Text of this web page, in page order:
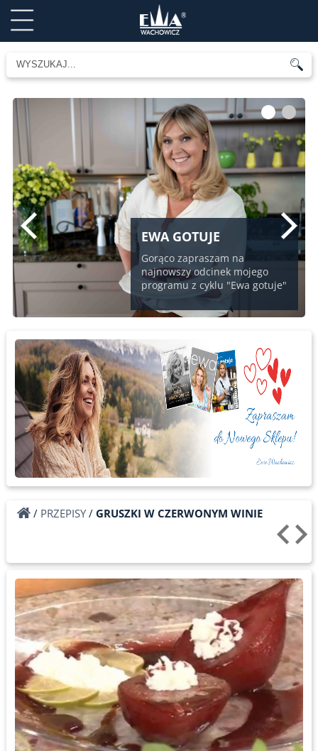
EWA GOTUJE
Gorąco zapraszam na
najnowszy odcinek mojego
programu z cyklu "Ewa gotuje"
1 2
/ PRZEPISY/ GRUSZKI W CZERWONYM WINIE